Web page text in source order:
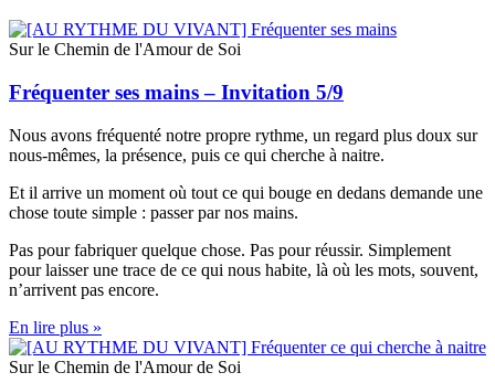
Sur le Chemin de l'Amour de Soi
Fréquenter ses mains – Invitation 5/9
Nous avons fréquenté notre propre rythme, un regard plus doux sur
nous-mêmes, la présence, puis ce qui cherche à naitre.
Et il arrive un moment où tout ce qui bouge en dedans demande une
chose toute simple : passer par nos mains.
Pas pour fabriquer quelque chose. Pas pour réussir. Simplement
pour laisser une trace de ce qui nous habite, là où les mots, souvent,
n’arrivent pas encore.
En lire plus »
Sur le Chemin de l'Amour de Soi